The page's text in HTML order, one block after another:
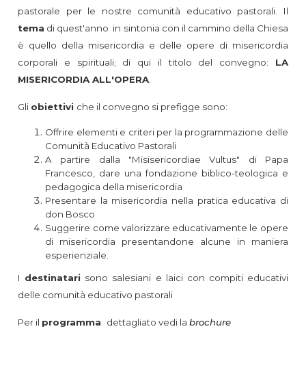
pastorale per le nostre comunità educativo pastorali. Il
tema di quest'anno in sintonia con il cammino della Chiesa
è quello della misericordia e delle opere di misericordia
corporali e spirituali; di qui il titolo del convegno: LA
MISERICORDIA ALL'OPERA
Gli obiettivi che il convegno si prefigge sono:
Offrire elementi e criteri per la programmazione delle
Comunità Educativo Pastorali
A partire dalla "Misisericordiae Vultus" di Papa
Francesco, dare una fondazione biblico-teologica e
pedagogica della misericordia
Presentare la misericordia nella pratica educativa di
don Bosco
Suggerire come valorizzare educativamente le opere
di misericordia presentandone alcune in maniera
esperienziale.
I destinatari sono salesiani e laici con compiti educativi
delle comunità educativo pastorali
Per il programma dettagliato vedi labrochure